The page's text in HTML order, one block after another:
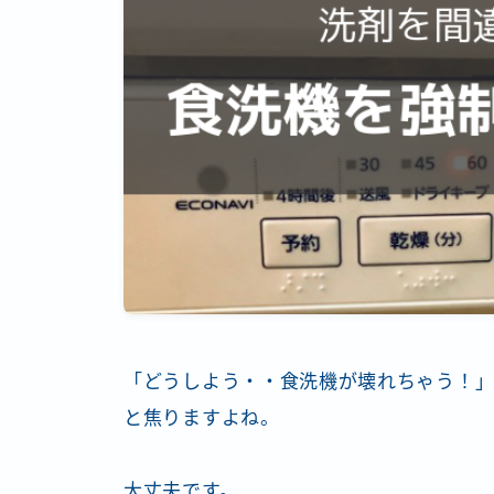
「どうしよう・・食洗機が壊れちゃう！」
と焦りますよね。